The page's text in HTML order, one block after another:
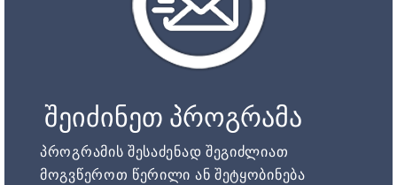
შეიძინეთ პროგრამა
პროგრამის შესაძენად შეგიძლიათ
მოგვწეროთ წერილი ან შეტყობინება